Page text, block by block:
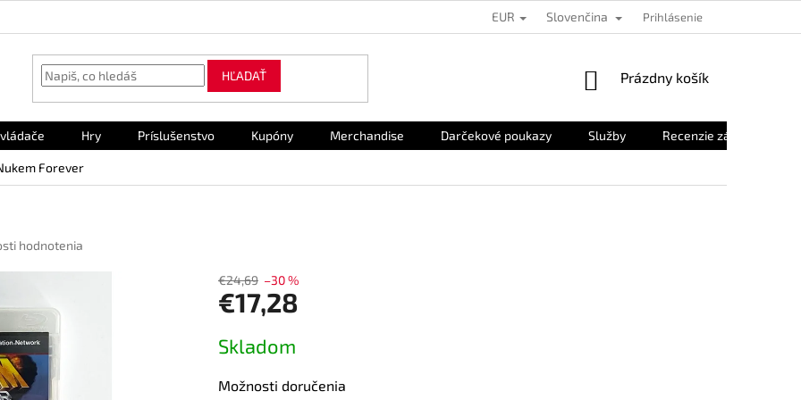
EUR Slovenčina Prihlásenie
HĽADAŤ
NÁKUPNÝ
Prázdny košík
Hry Príslušenstvo Kupóny Merchandise Darčekové poukazy Služby Recenzie zákazníkov
Forever
hodnotenia
€24,69 –30 %
€17,28
cena:
Skladom
Možnosti doručenia